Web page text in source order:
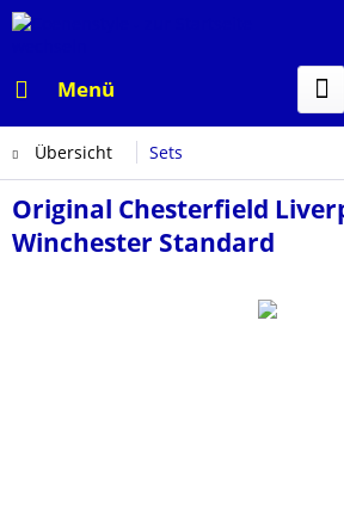
Menü
Übersicht Sets
Original Chesterfield
Winchester Standard